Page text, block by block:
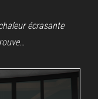
écrasante